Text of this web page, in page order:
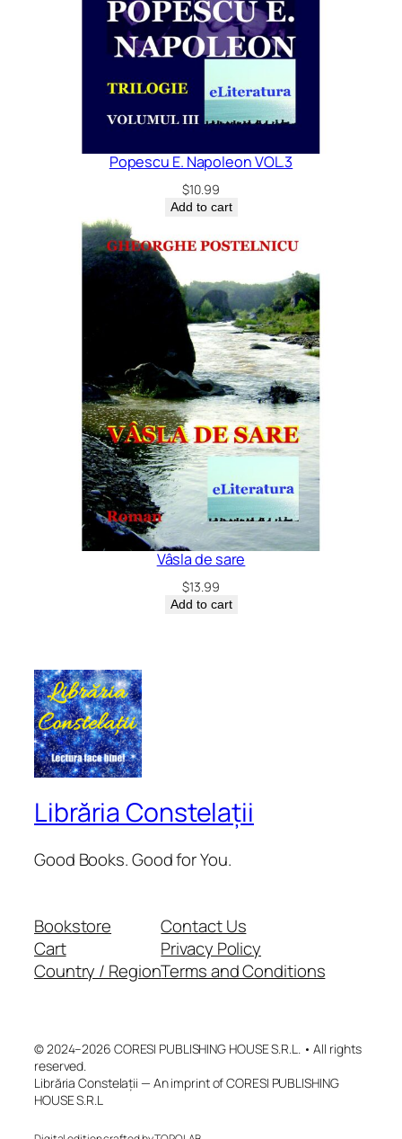
Popescu E. Napoleon VOL.3
$10.99
Add to cart
Vâsla de sare
$13.99
Add to cart
Librăria Constelații
Good Books. Good for You.
Bookstore
Cart
Country / Region
Contact Us
Privacy Policy
Terms and Conditions
© 2024–2026 CORESI PUBLISHING HOUSE S.R.L. • All rights
reserved.
Librăria Constelații — An imprint of CORESI PUBLISHING
HOUSE S.R.L